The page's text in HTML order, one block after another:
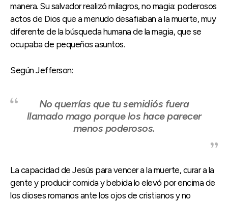
manera. Su salvador realizó milagros, no magia: poderosos
actos de Dios que a menudo desafiaban a la muerte, muy
diferente de la búsqueda humana de la magia, que se
ocupaba de pequeños asuntos.
Según Jefferson:
No querrías que tu semidiós fuera
llamado mago porque los hace parecer
menos poderosos.
La capacidad de Jesús para vencer a la muerte, curar a la
gente y producir comida y bebida lo elevó por encima de
los dioses romanos ante los ojos de cristianos y no